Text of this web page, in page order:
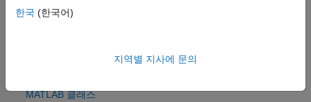
코드 가속화 시의 duration형 배열 정의 및 사용
MATLAB 클래스
한국 (한국어)
지역별 지사에 문의